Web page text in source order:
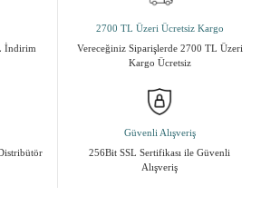
İndirim
2700 TL Üzeri Ücretsiz Kargo
Vereceğiniz Siparişlerde 2700 TL Üzeri
Kargo Ücretsiz
Güvenli Alışveriş
256Bit SSL Sertifikası ile Güvenli
Alışveriş